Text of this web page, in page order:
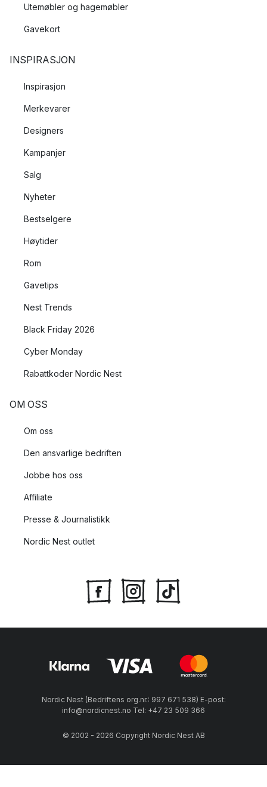
Utemøbler og hagemøbler
Gavekort
INSPIRASJON
Inspirasjon
Merkevarer
Designers
Kampanjer
Salg
Nyheter
Bestselgere
Høytider
Rom
Gavetips
Nest Trends
Black Friday 2026
Cyber Monday
Rabattkoder Nordic Nest
OM OSS
Om oss
Den ansvarlige bedriften
Jobbe hos oss
Affiliate
Presse & Journalistikk
Nordic Nest outlet
Nordic Nest (Bedriftens org.nr.: 997 671 538) E-post:
info@nordicnest.no Tel: +47 23 509 366
© 2002 - 2026 Copyright Nordic Nest AB